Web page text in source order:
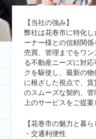
【当社の強み】
弊社は花巻市に特化
ーナー様との信頼関
売買、管理までをワ
る不動産ニーズに対
クを駆使し、最新の
に根ざした視点で、
のスムーズな契約、
上のサービスをご提案
【花巻市の魅力と暮ら
・交通利便性